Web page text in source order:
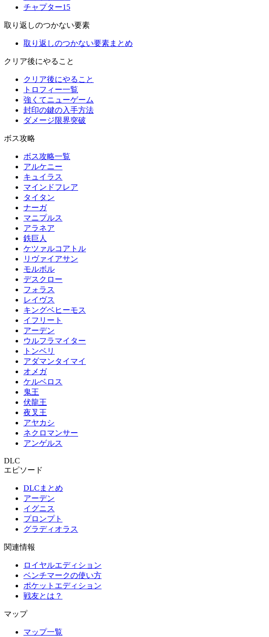
チャプター15
取り返しのつかない要素
取り返しのつかない要素まとめ
クリア後にやること
クリア後にやること
トロフィー一覧
強くてニューゲーム
封印の鍵の入手方法
ダメージ限界突破
ボス攻略
ボス攻略一覧
アルケニー
キュイラス
マインドフレア
タイタン
ナーガ
マニプルス
アラネア
鉄巨人
ケツァルコアトル
リヴァイアサン
モルボル
デスクロー
フォラス
レイヴス
キングベヒーモス
イフリート
アーデン
ウルフラマイター
トンベリ
アダマンタイマイ
オメガ
ケルベロス
鬼王
伏龍王
夜叉王
アヤカシ
ネクロマンサー
アンゲルス
DLC
エピソード
DLCまとめ
アーデン
イグニス
プロンプト
グラディオラス
関連情報
ロイヤルエディション
ベンチマークの使い方
ポケットエディション
戦友とは？
マップ
マップ一覧